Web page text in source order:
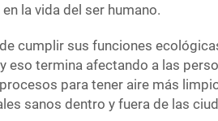
la vida del ser humano.
cumplir sus funciones
eso termina afectando a las
para tener aire más
sanos dentro y fuera de las